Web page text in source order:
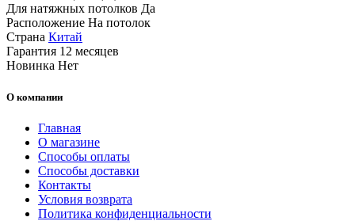
Для натяжных потолков Да
Расположение На потолок
Страна Китай
Гарантия 12 месяцев
Новинка Нет
О компании
Главная
О магазине
Способы оплаты
Способы доставки
Контакты
Условия возврата
Политика конфиденциальности